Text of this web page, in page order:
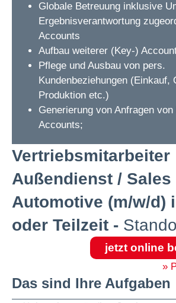
Globale Betreuung inklusive
Ergebnisverantwortung
Accounts
Aufbau weiterer (Key-)
Pflege und Ausbau von pers.
Kundenbeziehungen (Einkauf,
Produktion etc.)
Generierung von Anfragen von
Accounts;
Vertriebsmitarbeiter
Außendienst / Sales
Automotive (m/w/d)
oder Teilzeit -
jetzt online
»
Das sind Ihre Aufgaben